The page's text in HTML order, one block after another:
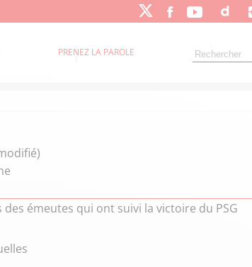
PRENEZ LA PAROLE
émeutes qui ont suivi la victoire du PSG